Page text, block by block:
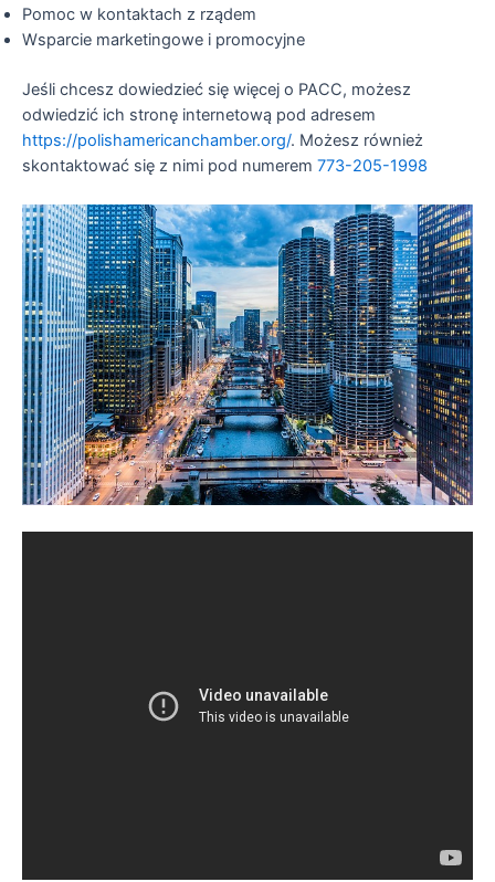
Pomoc w kontaktach z rządem
Wsparcie marketingowe i promocyjne
Jeśli chcesz dowiedzieć się więcej o PACC, możesz
odwiedzić ich stronę internetową pod adresem
https://polishamericanchamber.org/. Możesz również
skontaktować się z nimi pod numerem 773-205-1998